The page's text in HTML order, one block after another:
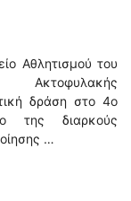
Αθλητισμού του
Ακτοφυλακής
δράση στο 4ο
της διαρκούς
…